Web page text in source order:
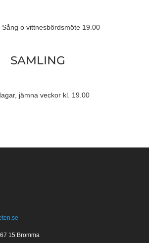
Sång o vittnesbördsmöte 19.00
SAMLING
jämna veckor kl. 19.00
15 Bromma